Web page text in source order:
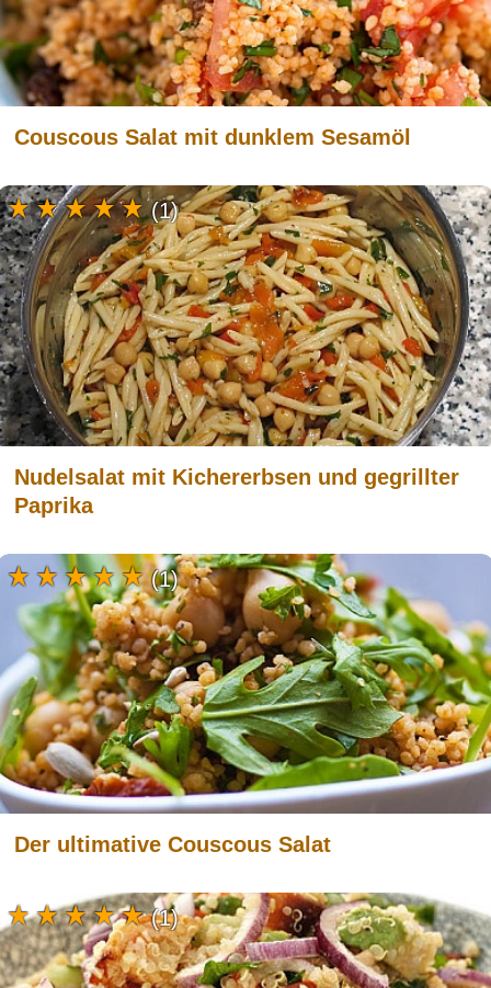
Couscous Salat mit dunklem Sesamöl
Nudelsalat mit Kichererbsen und gegrillter
Paprika
(1)
Der ultimative Couscous Salat
(1)
(1)